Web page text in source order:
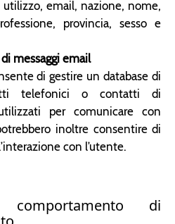
email, nazione, nome,
provincia, sesso e
messaggi email
di gestire un database di
telefonici o contatti di
per comunicare con
inoltre consentire di
con l’utente.
di